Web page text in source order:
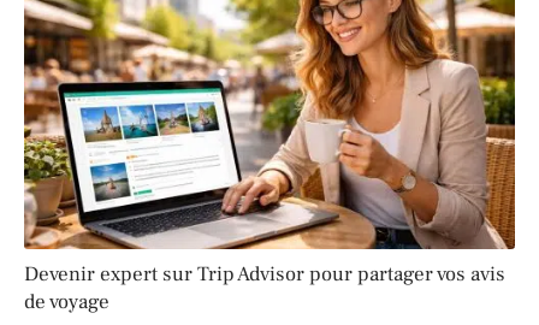
Devenir expert sur Trip Advisor pour partager vos avis
de voyage